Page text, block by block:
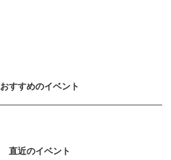
おすすめのイベント
直近のイベント